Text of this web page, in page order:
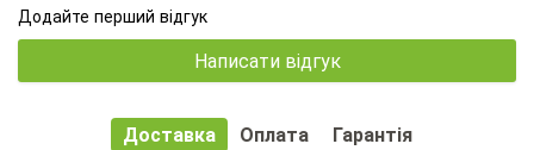
Додайте перший відгук
Написати відгук
Доставка Оплата Гарантія